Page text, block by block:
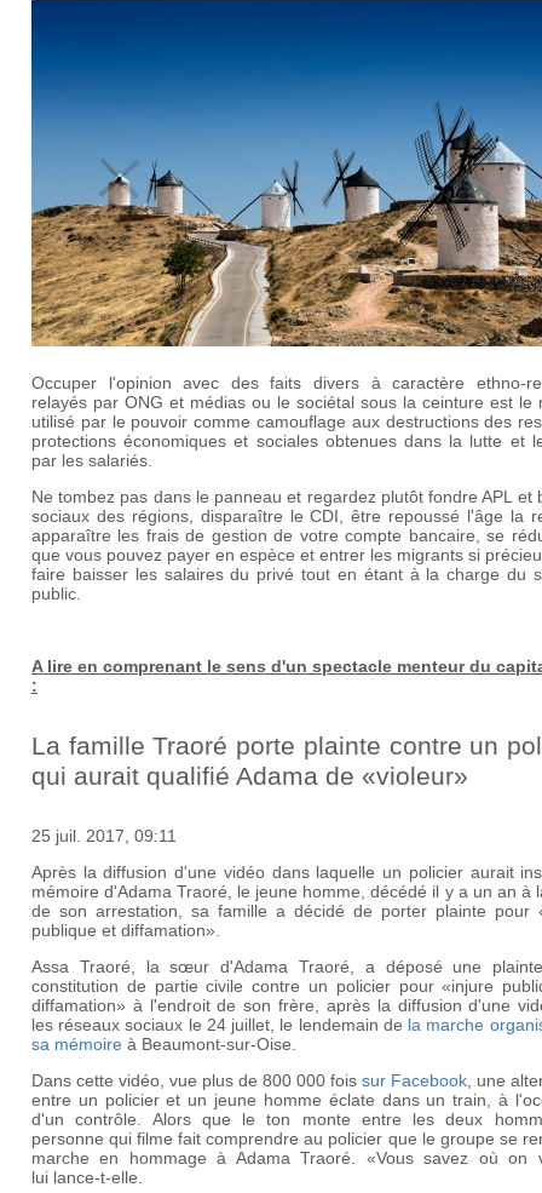
Occuper l'opinion avec des faits divers à caractère ethno-
relayés par ONG et médias ou le sociétal sous la ceinture est le
utilisé par le pouvoir comme camouflage aux destructions des
protections économiques et sociales obtenues dans la lutte et
par les salariés.
Ne tombez pas dans le panneau et regardez plutôt fondre APL et
sociaux des régions, disparaître le CDI, être repoussé l'âge la
apparaître les frais de gestion de votre compte bancaire, se
que vous pouvez payer en espèce et entrer les migrants si
faire baisser les salaires du privé tout en étant à la charge du
public.
A lire en comprenant le sens d'un spectacle menteur du
:
La famille Traoré porte plainte contre un
qui aurait qualifié Adama de «violeur»
25 juil. 2017, 09:11
Après la diffusion d'une vidéo dans laquelle un policier aurait
mémoire d'Adama Traoré, le jeune homme, décédé il y a un an à
de son arrestation, sa famille a décidé de porter plainte pour
publique et diffamation».
Assa Traoré, la sœur d'Adama Traoré, a déposé une
constitution de partie civile contre un policier pour «injure
diffamation» à l'endroit de son frère, après la diffusion d'une
les réseaux sociaux le 24 juillet, le lendemain de la marche
sa mémoire à Beaumont-sur-Oise.
Dans cette vidéo, vue plus de 800 000 fois sur Facebook, une
entre un policier et un jeune homme éclate dans un train, à
d'un contrôle. Alors que le ton monte entre les deux
personne qui filme fait comprendre au policier que le groupe se
marche en hommage à Adama Traoré. «Vous savez où on
lui lance-t-elle.